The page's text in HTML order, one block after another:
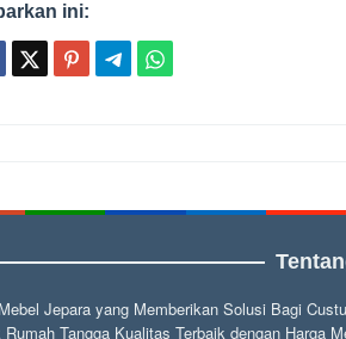
ini:
Jepara yang Memberikan Solusi Bagi
Tangga Kualitas Terbaik dengan Harga